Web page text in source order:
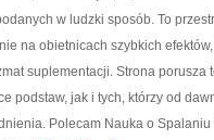
w ludzki sposób. To
na obietnicach szybkich
suplementacji. Strona porusza
podstaw, jak i tych, którzy od
Polecam Nauka o